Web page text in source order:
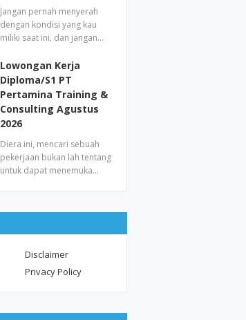
Jangan pernah menyerah
dengan kondisi yang kau
miliki saat ini, dan jangan…
Lowongan Kerja
Diploma/S1 PT
Pertamina Training &
Consulting Agustus
2026
Diera ini, mencari sebuah
pekerjaan bukan lah tentang
untuk dapat menemuka…
Disclaimer
Privacy Policy